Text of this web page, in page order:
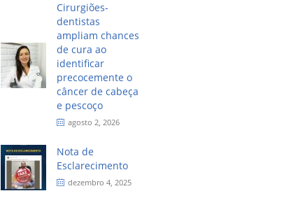
Cirurgiões-
dentistas
ampliam chances
de cura ao
identificar
precocemente o
câncer de cabeça
e pescoço
agosto 2, 2026
Nota de
Esclarecimento
dezembro 4, 2025